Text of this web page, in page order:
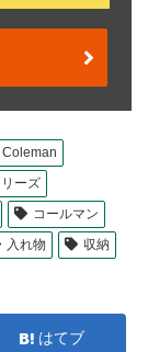
Coleman
ーズ
コールマン
入れ物 収納
はてブ